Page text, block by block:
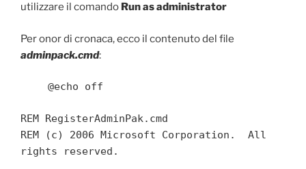
utilizzare il comando Run as administrator
Per onor di cronaca, ecco il contenuto del file
adminpack.cmd:
@echo off
REM RegisterAdminPak.cmd
REM (c) 2006 Microsoft Corporation. All
rights reserved.